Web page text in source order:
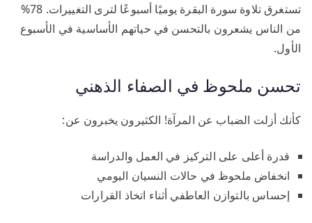
تستغرق تلاوة سورة البقرة يوميًا أسبوعًا لترى التغييرات. 78%
من الناس يشعرون بالتحسن في حياتهم الأساسية في الأسبوع
الأول.
تحسن ملحوظ في الصفاء الذهني
كأنك أزلت الضباب عن المرآة! الكثيرون يخبرون عن:
قدرة أعلى على التركيز في العمل والدراسة
انخفاض ملحوظ في حالات النسيان اليومي
إحساس بالتوازن العاطفي أثناء اتخاذ القرارات